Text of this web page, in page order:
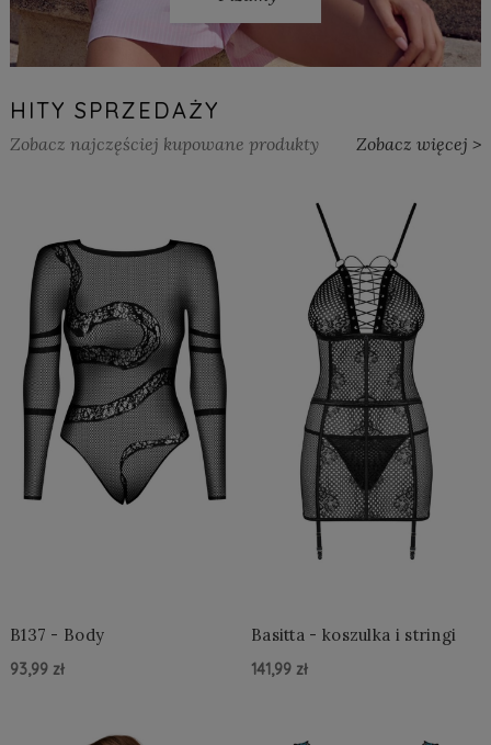
HITY SPRZEDAŻY
Zobacz najczęściej kupowane produkty Zobacz więcej >
B137 - Body
93,99 zł
Basitta - koszulka i stringi
141,99 zł